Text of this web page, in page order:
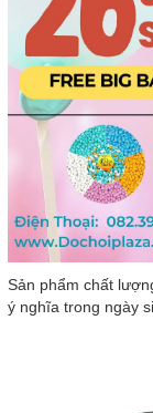
Sản phẩm chất
ý nghĩa trong ngày